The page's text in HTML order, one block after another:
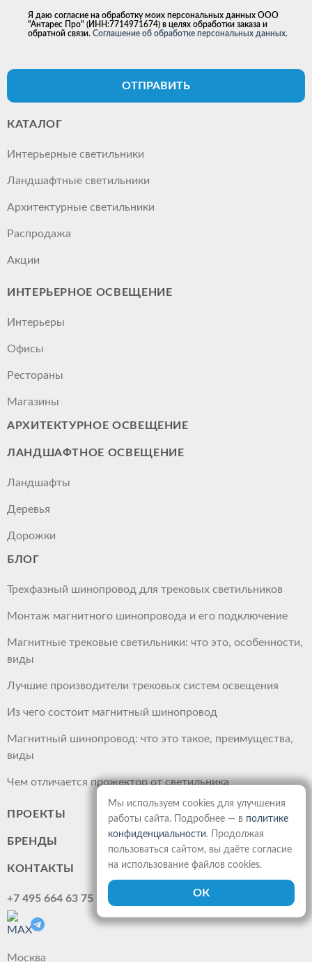
Я даю согласие на обработку моих персональных данных ООО
"Антарес Про" (ИНН:7714971674) в целях обработки заказа и
обратной связи. Соглашение об обработке персональных данных.
ОТПРАВИТЬ
КАТАЛОГ
Интерьерные светильники
Ландшафтные светильники
Архитектурные светильники
Распродажа
Акции
ИНТЕРЬЕРНОЕ ОСВЕЩЕНИЕ
Интерьеры
Офисы
Рестораны
Магазины
АРХИТЕКТУРНОЕ ОСВЕЩЕНИЕ
ЛАНДШАФТНОЕ ОСВЕЩЕНИЕ
Ландшафты
Деревья
Дорожки
БЛОГ
Трехфазный шинопровод для трековых светильников
Монтаж магнитного шинопровода и его подключение
Магнитные трековые светильники: что это, особенности,
виды
Лучшие производители трековых систем освещения
Из чего состоит магнитный шинопровод
Магнитный шинопровод: что это такое, преимущества,
виды
Чем отличается прожектор от светильника
ПРОЕКТЫ
БРЕНДЫ
КОНТАКТЫ
+7 495 664 63 75
Москва
Мы используем cookies для улучшения
работы сайта. Подробнее — в политике
конфиденциальности. Продолжая
пользоваться сайтом, вы даёте согласие
на использование файлов cookies.